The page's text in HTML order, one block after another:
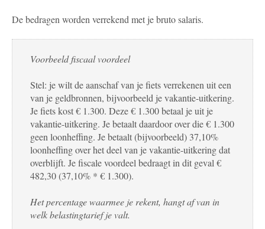
De bedragen worden verrekend met je bruto salaris.
Voorbeeld fiscaal voordeel
Stel: je wilt de aanschaf van je fiets verrekenen uit een
van je geldbronnen, bijvoorbeeld je vakantie-uitkering.
Je fiets kost € 1.300. Deze € 1.300 betaal je uit je
vakantie-uitkering. Je betaalt daardoor over die € 1.300
geen loonheffing. Je betaalt (bijvoorbeeld) 37,10%
loonheffing over het deel van je vakantie-uitkering dat
overblijft. Je fiscale voordeel bedraagt in dit geval €
482,30 (37,10% * € 1.300).
Het percentage waarmee je rekent, hangt af van in
welk belastingtarief je valt.